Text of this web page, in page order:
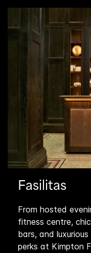
Fasilitas
From hosted
fitness centre,
bars, and
perks at Kimpton